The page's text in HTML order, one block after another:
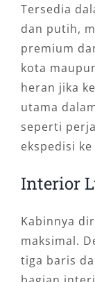
Tersedia
dan putih,
premium
kota
heran jika
utama
seperti
ekspedisi
Interior
Kabinnya
maksimal.
tiga baris